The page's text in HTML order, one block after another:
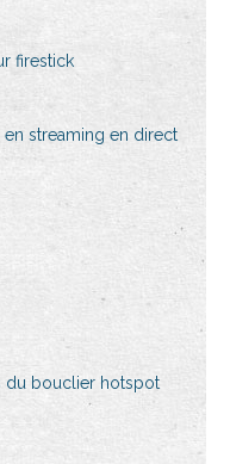
firestick
en streaming en direct
du bouclier hotspot